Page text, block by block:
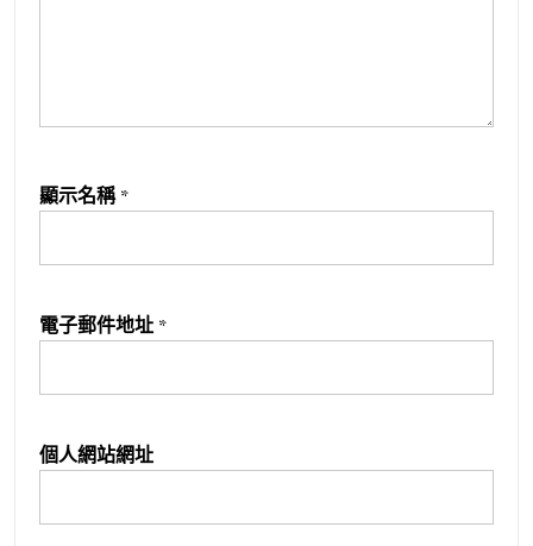
顯示名稱 *
電子郵件地址 *
個人網站網址